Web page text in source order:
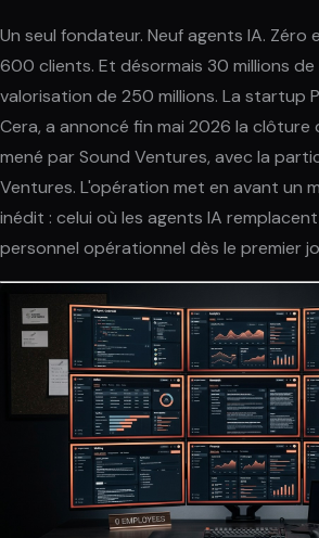
Un seul fondateur. Neuf agents IA. Zéro
600 clients. Et désormais 30 millions de
valorisation de 250 millions. La startup
Cera, a annoncé fin mai 2026 la clôture
mené par Sound Ventures, avec la
Ventures. L'opération met en avant un
inédit : celui où les agents IA
personnel opérationnel dès le premier